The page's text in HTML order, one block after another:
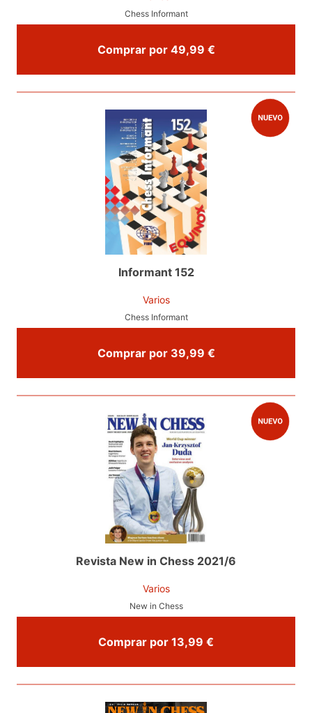
Chess Informant
Comprar por 49,99 €
Informant 152
Varios
Chess Informant
Comprar por 39,99 €
Revista New in Chess 2021/6
Varios
New in Chess
Comprar por 13,99 €